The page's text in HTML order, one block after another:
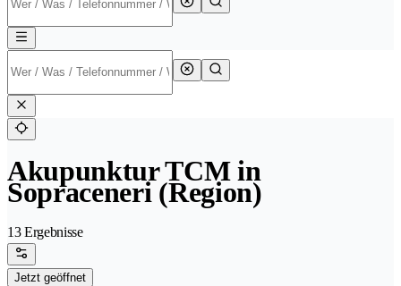
Akupunktur TCM in
Sopraceneri (Region)
13 Ergebnisse
Jetzt geöffnet